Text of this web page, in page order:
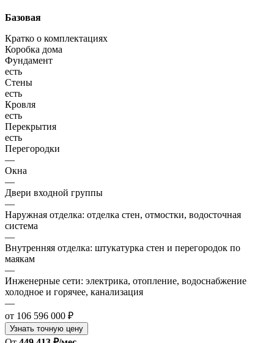
Базовая
Кратко о комплектациях
Коробка дома
Фундамент
есть
Стены
есть
Кровля
есть
Перекрытия
есть
Перегородки
—
Окна
—
Двери входной группы
—
Наружная отделка: отделка стен, отмостки, водосточная
система
—
Внутренняя отделка: штукатурка стен и перегородок по
маякам
—
Инженерные сети: электрика, отопление, водоснабжение
холодное и горячее, канализация
—
от 106 596 000 ₽
Узнать точную цену